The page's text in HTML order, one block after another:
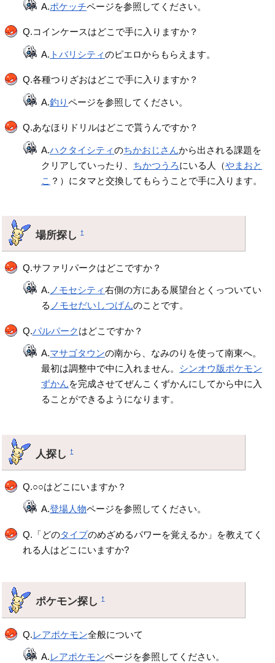
A.ポケッチページを参照してください。
Q.コインケースはどこで手に入りますか？
A. トバリシティのピエロからもらえます。
Q.各種つりざおはどこで手に入りますか？
A.釣りページを参照してください。
Q.あなほりドリルはどこで貰うんですか？
A.ハクタイシティのちかおじさんから出される課題を
クリアしていったり、 ちかつうろにいる人（やまおと
こ ？）にタマと交換してもらうことで手に入ります。
場所探し†
Q.サファリパークはどこですか？
A. ノモセシティ右側の方にある展望台とくっついてい
る ノモセだいしつげんのことです。
Q.パルパークはどこですか？
A.マサゴタウンの南から、なみのりを使って南東へ。
最初は調整中で中に入れません。 シンオウ版ポケモン
ずかんを完成させてぜんこくずかんにしてから中に入
ることができるようになります。
人探し†
Q.○○はどこにいますか？
A.登場人物ページを参照してください。
Q.「どのタイプのめざめるパワーを覚えるか」を教えてく
れる人はどこにいますか?
ポケモン探し†
Q.レアポケモン全般について
A.レアポケモンページを参照してください。